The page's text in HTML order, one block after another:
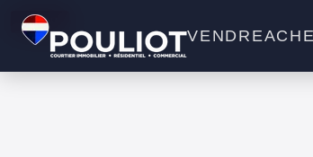
VENDRE
VENDU